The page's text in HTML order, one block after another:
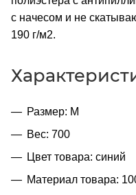
с начесом и не
190 г/м2.
Размер: M
Вес: 700
Цвет товара: синий
Материал товара: